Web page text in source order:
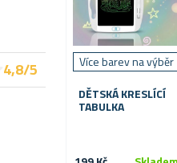
Více barev na výběr
DĚTSKÁ KRESLÍCÍ
TABULKA
4,8/5